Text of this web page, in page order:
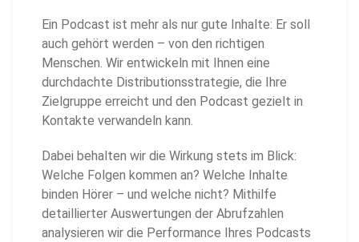
Ein Podcast ist mehr als nur gute Inhalte: Er soll
auch gehört werden – von den richtigen
Menschen. Wir entwickeln mit Ihnen eine
durchdachte Distributionsstrategie, die Ihre
Zielgruppe erreicht und den Podcast gezielt in
Kontakte verwandeln kann.
Dabei behalten wir die Wirkung stets im Blick:
Welche Folgen kommen an? Welche Inhalte
binden Hörer – und welche nicht? Mithilfe
detaillierter Auswertungen der Abrufzahlen
analysieren wir die Performance Ihres Podcasts